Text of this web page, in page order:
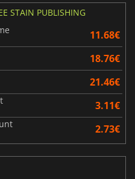
STAIN PUBLISHING
11.68€
18.76€
21.46€
3.11€
2.73€